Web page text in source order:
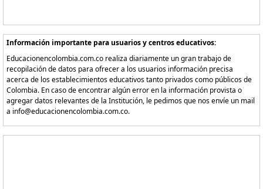
Información importante para usuarios y centros educativos:
Educacionencolombia.com.co realiza diariamente un gran trabajo de
recopilación de datos para ofrecer a los usuarios información precisa
acerca de los establecimientos educativos tanto privados como públicos de
Colombia. En caso de encontrar algún error en la información provista o
agregar datos relevantes de la Institución, le pedimos que nos envíe un mail
a info@educacionencolombia.com.co.